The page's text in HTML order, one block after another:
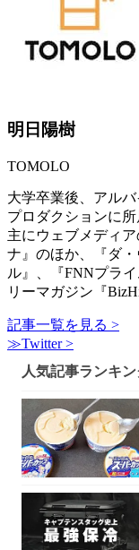
明日陽樹
TOMOLO
大学卒業後、アル
プロダクションに
主にウェブメディ
ナ』のほか、『ダ
ル』、『FNNプラ
リーマガジン『
記事一覧を見る >
≫Twitter >
人気記事ランキ